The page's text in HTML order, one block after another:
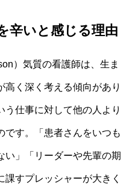
辛いと感じる理由
）気質の看護師は、生ま
く深く考える傾向があり
う仕事に対して他の人より
です。「患者さんをいつも
い」「リーダーや先輩の期
すプレッシャーが大きく